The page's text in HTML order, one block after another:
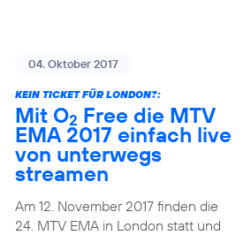
04. Oktober 2017
KEIN TICKET FÜR LONDON?:
Mit O2 Free die MTV
EMA 2017 einfach live
von unterwegs
streamen
Am 12. November 2017 finden die
24. MTV EMA in London statt und